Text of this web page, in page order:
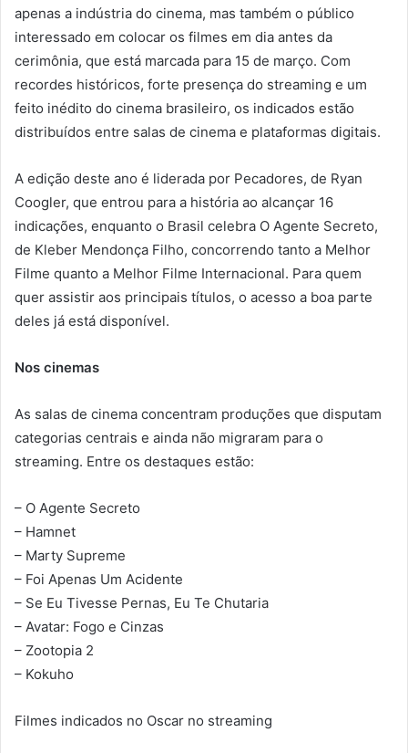
apenas a indústria do cinema, mas também o público
interessado em colocar os filmes em dia antes da
cerimônia, que está marcada para 15 de março. Com
recordes históricos, forte presença do streaming e um
feito inédito do cinema brasileiro, os indicados estão
distribuídos entre salas de cinema e plataformas digitais.
A edição deste ano é liderada por Pecadores, de Ryan
Coogler, que entrou para a história ao alcançar 16
indicações, enquanto o Brasil celebra O Agente Secreto,
de Kleber Mendonça Filho, concorrendo tanto a Melhor
Filme quanto a Melhor Filme Internacional. Para quem
quer assistir aos principais títulos, o acesso a boa parte
deles já está disponível.
Nos cinemas
As salas de cinema concentram produções que disputam
categorias centrais e ainda não migraram para o
streaming. Entre os destaques estão:
– O Agente Secreto
– Hamnet
– Marty Supreme
– Foi Apenas Um Acidente
– Se Eu Tivesse Pernas, Eu Te Chutaria
– Avatar: Fogo e Cinzas
– Zootopia 2
– Kokuho
Filmes indicados no Oscar no streaming